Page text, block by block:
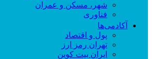
شهر، مسکن و عمران
فناوری
آکادمی‌ها
پول و اقتصاد
تهران رمز ارز
ایران بیت کوین